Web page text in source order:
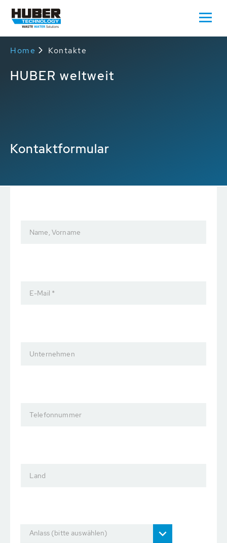
Home Kontakte
HUBER weltweit
Kontaktformular
Name, Vorname
E-Mail *
Unternehmen
Telefonnummer
Land
Anlass (bitte auswählen)